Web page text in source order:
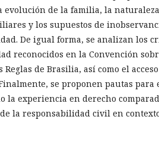
evolución de la familia, la
y los supuestos de
De igual forma, se analizan los
reconocidos en la Convención
Reglas de Brasilia, así como el
se proponen pautas
la experiencia en derecho
la responsabilidad civil en